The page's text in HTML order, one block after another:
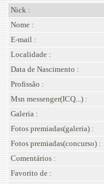
Nick :
Nome :
E-mail :
Localidade :
Data de Nascimento :
Profissão :
Msn messenger(ICQ...) :
Galeria :
Fotos premiadas(galeria) :
Fotos premiadas(concurso) :
Comentários :
Favorito de :